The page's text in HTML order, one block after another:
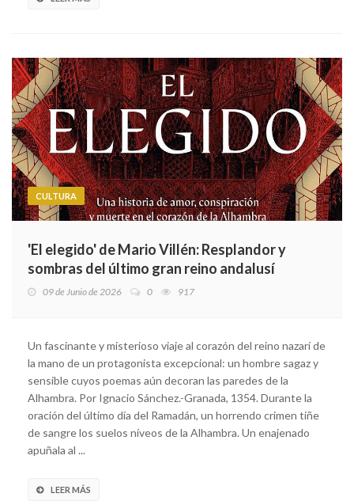
CULTURA
'El elegido' de Mario Villén: Resplandor y
sombras del último gran reino andalusí
09 de Junio de 2026 0 917
Un fascinante y misterioso viaje al corazón del reino nazarí de
la mano de un protagonista excepcional: un hombre sagaz y
sensible cuyos poemas aún decoran las paredes de la
Alhambra. Por Ignacio Sánchez.-Granada, 1354. Durante la
oración del último día del Ramadán, un horrendo crimen tiñe
de sangre los suelos níveos de la Alhambra. Un enajenado
apuñala al ...
LEER MÁS